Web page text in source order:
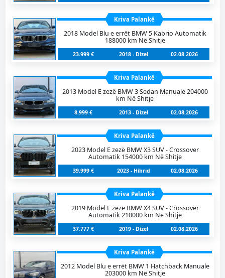
Kriva Palankë
2018 Model Blu e errët BMW 5 Kabrio Automatik
188000 km Në Shitje
23.999 € 2018 - Dizel 02.08.2026
Kriva Palankë
2013 Model E zezë BMW 3 Sedan Manuale 204000
km Në Shitje
8.999 € 2013 - Dizel 02.08.2026
Kriva Palankë
2023 Model E zezë BMW X3 SUV - Crossover
Automatik 154000 km Në Shitje
39.999 € 2023 - Hibrid 02.08.2026
Kriva Palankë
2019 Model E zezë BMW X4 SUV - Crossover
Automatik 210000 km Në Shitje
37.777 € 2019 - Dizel 02.08.2026
Kriva Palankë
2012 Model Blu e errët BMW 1 Hatchback Manuale
203000 km Në Shitje